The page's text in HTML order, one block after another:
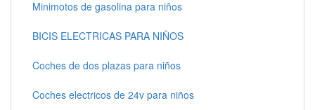
Minimotos de gasolina para niños
BICIS ELECTRICAS PARA NIÑOS
Coches de dos plazas para niños
Coches electricos de 24v para niños